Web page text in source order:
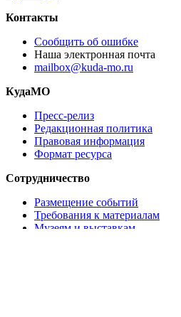
Контакты
Сообщить об ошибке
Наша электронная почта
mailbox@kuda-mo.ru
КудаМО
Пресс-релиз
Редакционная политика
Правовая информация
Формат ресурса
Сотрудничество
Размещение событий
Требования к материалам
Музеям и выставкам